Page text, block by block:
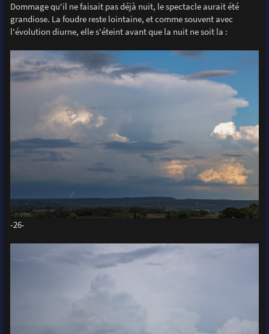
Dommage qu'il ne faisait pas déjà nuit, le spectacle aurait été
grandiose. La foudre reste lointaine, et comme souvent avec
l'évolution diurne, elle s'éteint avant que la nuit ne soit la :
-26-